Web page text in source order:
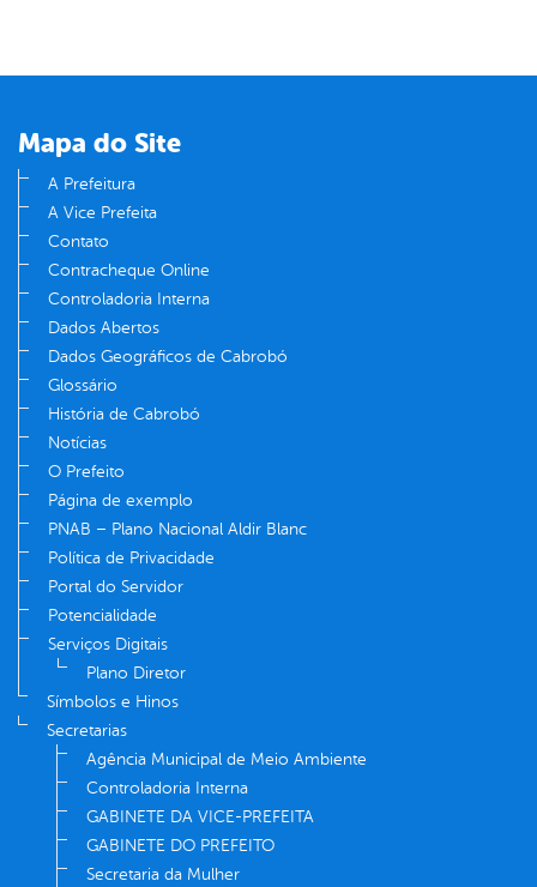
Mapa do Site
A Prefeitura
A Vice Prefeita
Contato
Contracheque Online
Controladoria Interna
Dados Abertos
Dados Geográficos de Cabrobó
Glossário
História de Cabrobó
Notícias
O Prefeito
Página de exemplo
PNAB – Plano Nacional Aldir Blanc
Política de Privacidade
Portal do Servidor
Potencialidade
Serviços Digitais
Plano Diretor
Símbolos e Hinos
Secretarias
Agência Municipal de Meio Ambiente
Controladoria Interna
GABINETE DA VICE-PREFEITA
GABINETE DO PREFEITO
Secretaria da Mulher